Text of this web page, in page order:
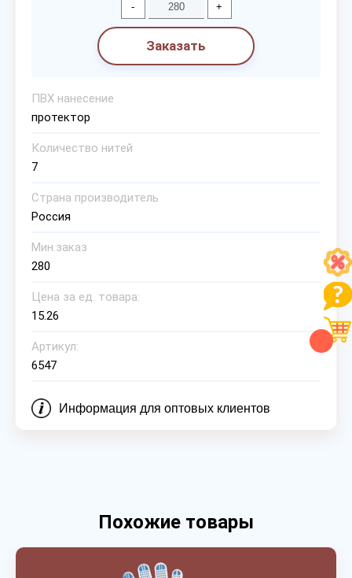
- +
Заказать
ПВХ нанесение
протектор
Количество нитей
7
Страна производитель
Россия
Мин.заказ
280
Цена за ед. товара:
15.26
Артикул:
6547
Информация для оптовых клиентов
Похожие товары